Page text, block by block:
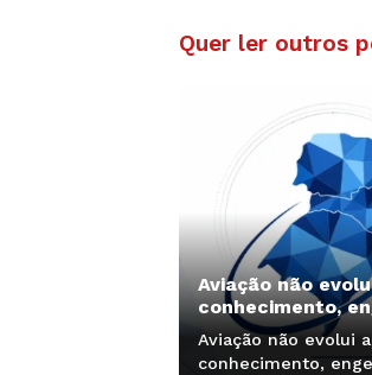
Quer ler outros
Aviação não
conhecimento,
Aviação não evolui
conhecimento,